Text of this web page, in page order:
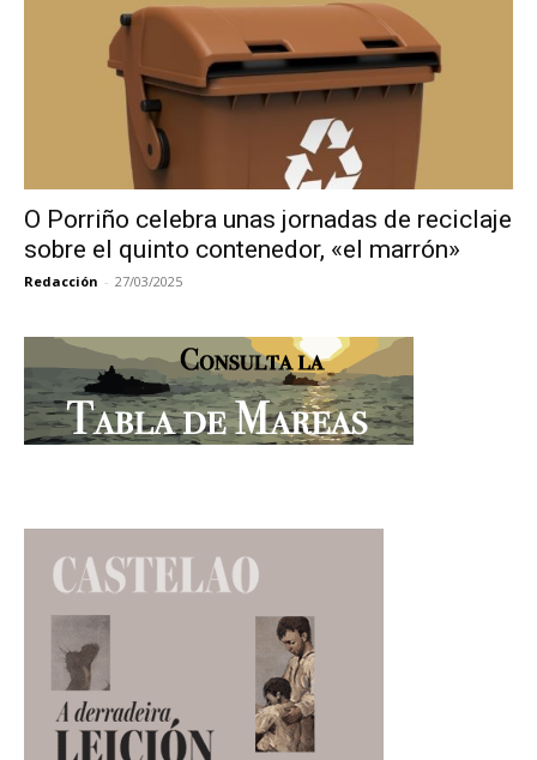
O Porriño celebra unas jornadas de reciclaje
sobre el quinto contenedor, «el marrón»
Redacción - 27/03/2025